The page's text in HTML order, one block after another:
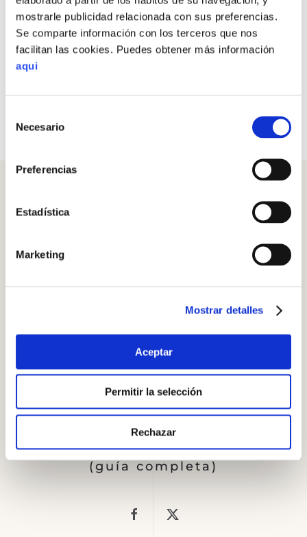
mostrarle publicidad relacionada con sus preferencias.
Se comparte información con los terceros que nos
facilitan las cookies. Puedes obtener más información
aqui
Necesario
Preferencias
Estadística
Marketing
Mostrar detalles
Aceptar
Permitir la selección
Rechazar
asertividad (guía completa)
Cómo es una terapia de pareja: fases, proceso y
técnicas (guía completa)
El duelo: fases, cómo superarlo y
Resolución de conflictos:
(guía completa)
La autoestima: qué es, su
importancia y cómo fortalecerla
(guía completa)
Cómo mejorar la comunicación:
tipos, escucha activa y asertividad
(guía completa)